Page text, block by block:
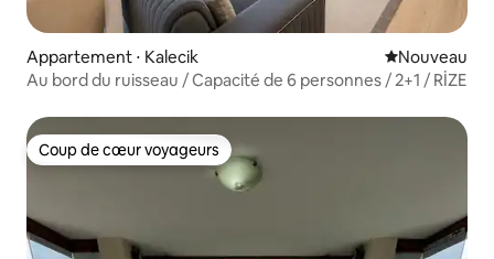
Appartement ⋅ Kalecik Nouvel
Nouveau
Au bord du ruisseau / Capacité de 6 personnes / 2+1 / RİZE
Coup de cœur voyageurs
Coup de cœur voyageurs